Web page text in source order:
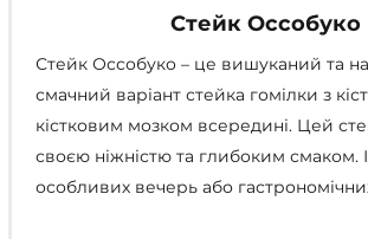
Стейк Оссобуко
Стейк Оссобуко – це вишуканий та
смачний варіант стейка гомілки з
кістковим мозком всередині. Цей
своєю ніжністю та глибоким смаком.
особливих вечерь або